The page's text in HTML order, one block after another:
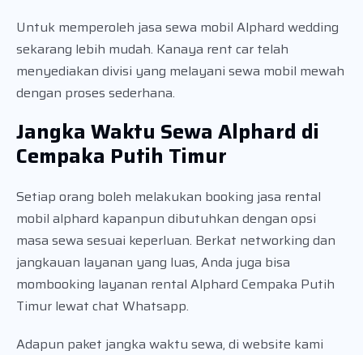
Untuk memperoleh jasa sewa mobil Alphard wedding
sekarang lebih mudah. Kanaya rent car telah
menyediakan divisi yang melayani sewa mobil mewah
dengan proses sederhana.
Jangka Waktu Sewa Alphard di
Cempaka Putih Timur
Setiap orang boleh melakukan booking jasa rental
mobil alphard kapanpun dibutuhkan dengan opsi
masa sewa sesuai keperluan. Berkat networking dan
jangkauan layanan yang luas, Anda juga bisa
mombooking layanan rental Alphard Cempaka Putih
Timur lewat chat Whatsapp.
Adapun paket jangka waktu sewa, di website kami